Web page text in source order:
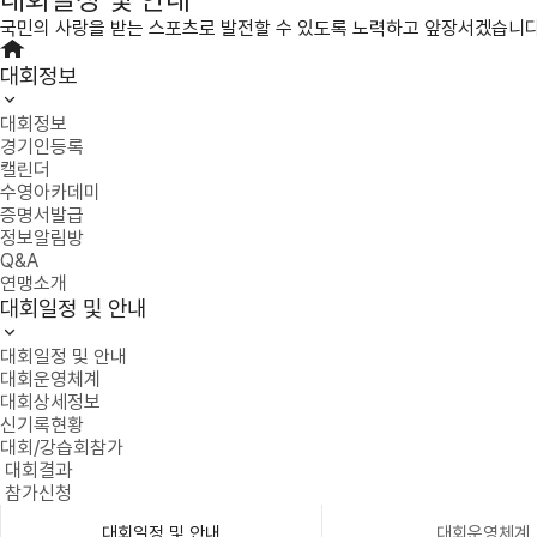
국민의 사랑을 받는 스포츠로 발전할 수 있도록 노력하고 앞장서겠습니
대회정보
대회정보
경기인등록
캘린더
수영아카데미
증명서발급
정보알림방
Q&A
연맹소개
대회일정 및 안내
대회일정 및 안내
대회운영체계
대회상세정보
신기록현황
대회/강습회참가
대회결과
참가신청